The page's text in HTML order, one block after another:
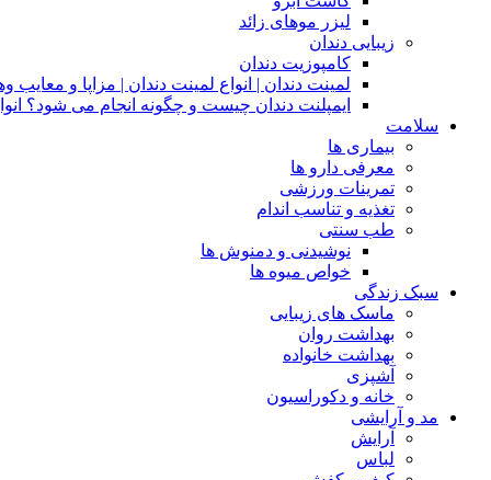
لیزر موهای زائد
زیبایی دندان
کامپوزیت دندان
لمینت دندان | انواع لمینت دندان | مزاپا و معایب
ایمپلنت دندان چیست و چگونه انجام می شود؟
سلامت
بیماری ها
معرفی دارو ها
تمرینات ورزشی
تغذیه و تناسب اندام
طب سنتی
نوشیدنی و دمنوش ها
خواص میوه ها
سبک زندگی
ماسک های زیبایی
بهداشت روان
بهداشت خانواده
آشپزی
خانه و دکوراسیون
مد و آرایشی
آرایش
لباس